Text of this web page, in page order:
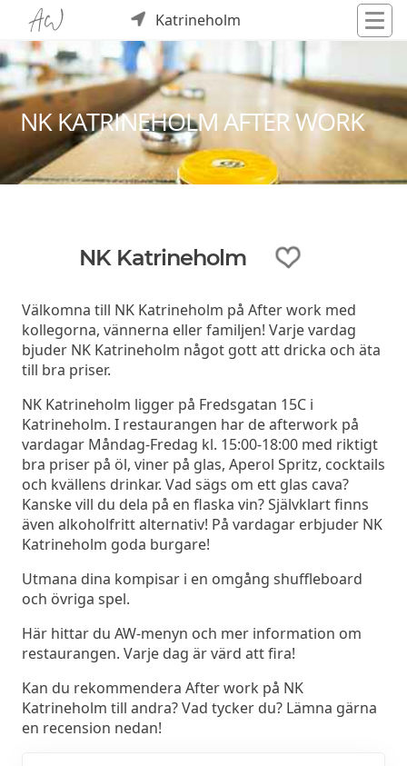
Katrineholm
NK KATRINEHOLM AFTER WORK
NK Katrineholm
Välkomna till NK Katrineholm på After work med
kollegorna, vännerna eller familjen! Varje vardag
bjuder NK Katrineholm något gott att dricka och äta
till bra priser.
NK Katrineholm ligger på Fredsgatan 15C i
Katrineholm. I restaurangen har de afterwork på
vardagar Måndag-Fredag kl. 15:00-18:00 med riktigt
bra priser på öl, viner på glas, Aperol Spritz, cocktails
och kvällens drinkar. Vad sägs om ett glas cava?
Kanske vill du dela på en flaska vin? Självklart finns
även alkoholfritt alternativ! På vardagar erbjuder NK
Katrineholm goda burgare!
Utmana dina kompisar i en omgång shuffleboard
och övriga spel.
Här hittar du AW-menyn och mer information om
restaurangen. Varje dag är värd att fira!
Kan du rekommendera After work på NK
Katrineholm till andra? Vad tycker du? Lämna gärna
en recension nedan!